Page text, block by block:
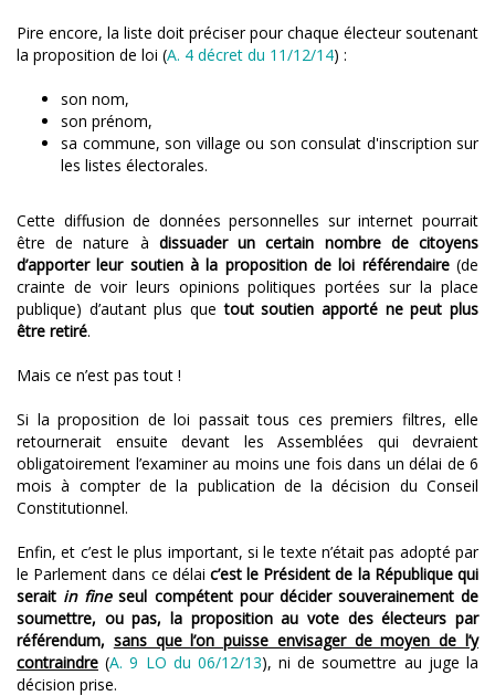
Pire encore, la liste doit préciser pour chaque électeur soutenant
la proposition de loi (A. 4 décret du 11/12/14) :
son nom,
son prénom,
sa commune, son village ou son consulat d'inscription sur
les listes électorales.
Cette diffusion de données personnelles sur internet pourrait
être de nature à dissuader un certain nombre de citoyens
d’apporter leur soutien à la proposition de loi référendaire(de
crainte de voir leurs opinions politiques portées sur la place
publique) d’autant plus quetout soutien apporté ne peut plus
être retiré.
Mais ce n’est pas tout !
Si la proposition de loi passait tous ces premiers filtres, elle
retournerait ensuite devant les Assemblées qui devraient
obligatoirement l’examiner au moins une fois dans un délai de 6
mois à compter de la publication de la décision du Conseil
Constitutionnel.
Enfin, et c’est le plus important, si le texte n’était pas adopté par
le Parlement dans ce délai c’est le Président de la République qui
serait in fineseul compétent pour décider souverainement de
soumettre, ou pas, la proposition au vote des électeurs par
référendum, sans que l’on puisse envisager de moyen de l’y
contraindre (A. 9 LO du 06/12/13), ni de soumettre au juge la
décision prise.